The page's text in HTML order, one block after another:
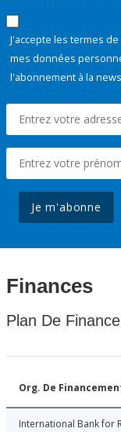
J'accepte les termes de
mes données
l'abonnement à la
Je m'abonne
Finances
Plan De
Org. De
International Bank for